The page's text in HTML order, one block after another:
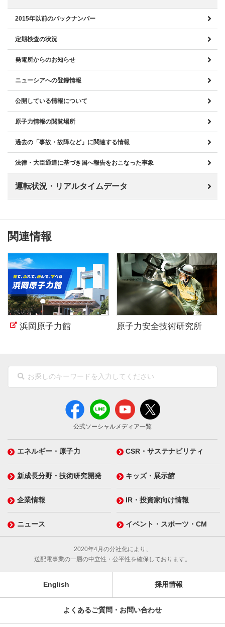
2015年以前のバックナンバー
定期検査の状況
発電所からのお知らせ
ニューシアへの登録情報
公開している情報について
原子力情報の閲覧場所
過去の「事故・故障など」に関連する情報
法律・大臣通達に基づき国へ報告をおこなった事象
運転状況・リアルタイムデータ
関連情報
浜岡原子力館 原子力安全技術研究所
公式ソーシャルメディア一覧
エネルギー・原子力 CSR・サステナビリティ
新成長分野・技術研究開発 キッズ・展示館
企業情報 IR・投資家向け情報
ニュース イベント・スポーツ・CM
2020年4月の分社化により、
送配電事業の一層の中立性・公平性を確保しております。
English 採用情報
よくあるご質問・お問い合わせ